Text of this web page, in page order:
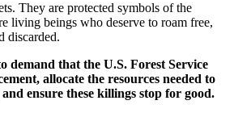
They are protected symbols of the
living beings who deserve to roam free,
discarded.
demand that the U.S. Forest Service
allocate the resources needed to
ensure these killings stop for good.